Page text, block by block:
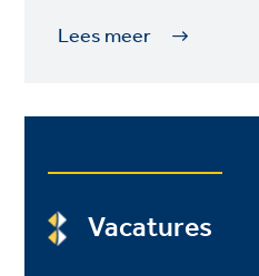
Lees meer
Vacatures